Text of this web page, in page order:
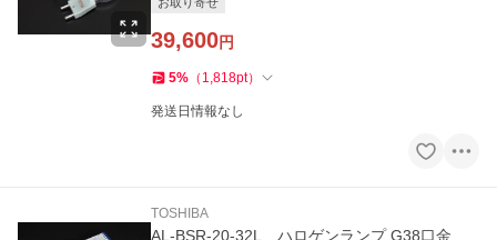
39,600円
5% （ 1,818pt）
発送日情報なし
TOSHIBA
AL-BSR-20-32L ハロゲンランプ G38口金